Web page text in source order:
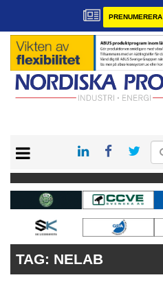
PRENUMERERA
KONTAKT
VÅRA ANDRA MAGASIN
PRENUMERERA
ANNONSERA
TAG: NELAB